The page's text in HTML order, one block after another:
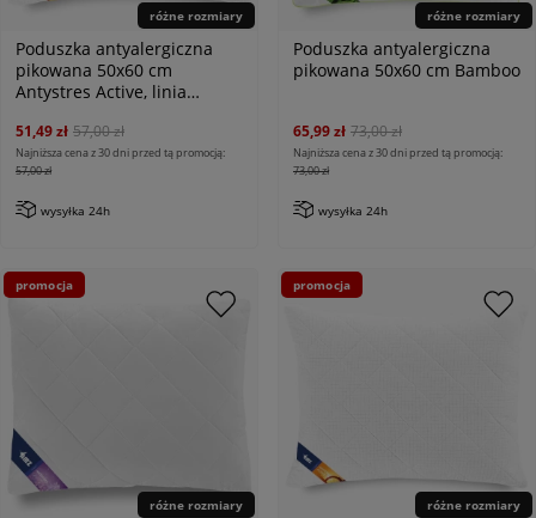
różne rozmiary
Poduszka antyalergiczna
pikowana 50x60 cm
Antystres Active, linia
51,49 zł 57,00 zł
Najniższa cena z 30 dni przed tą promocją:
57,00 zł
wysyłka 24h
różne rozmiary
Poduszka antyalergiczna
pikowana 50x60 cm Bamboo
65,99 zł 73,00 zł
Najniższa cena z 30 dni przed tą promocją:
73,00 zł
wysyłka 24h
różne rozmiary
promocja
różne rozmiary
promocja